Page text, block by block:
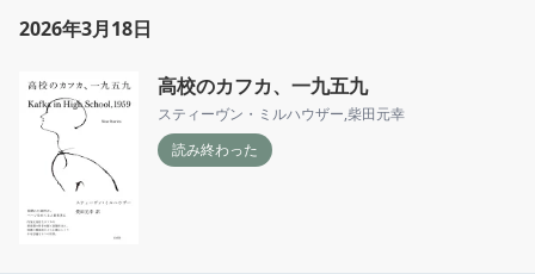
2026年3月18日
高校のカフカ、一九五九
スティーヴン・ミルハウザー,柴田元幸
読み終わった